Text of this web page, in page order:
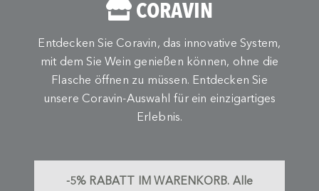
CORAVIN
Entdecken Sie Coravin, das innovative System,
mit dem Sie Wein genießen können, ohne die
Flasche öffnen zu müssen. Entdecken Sie
unsere Coravin-Auswahl für ein einzigartiges
Erlebnis.
-5% RABATT IM WARENKORB. Alle